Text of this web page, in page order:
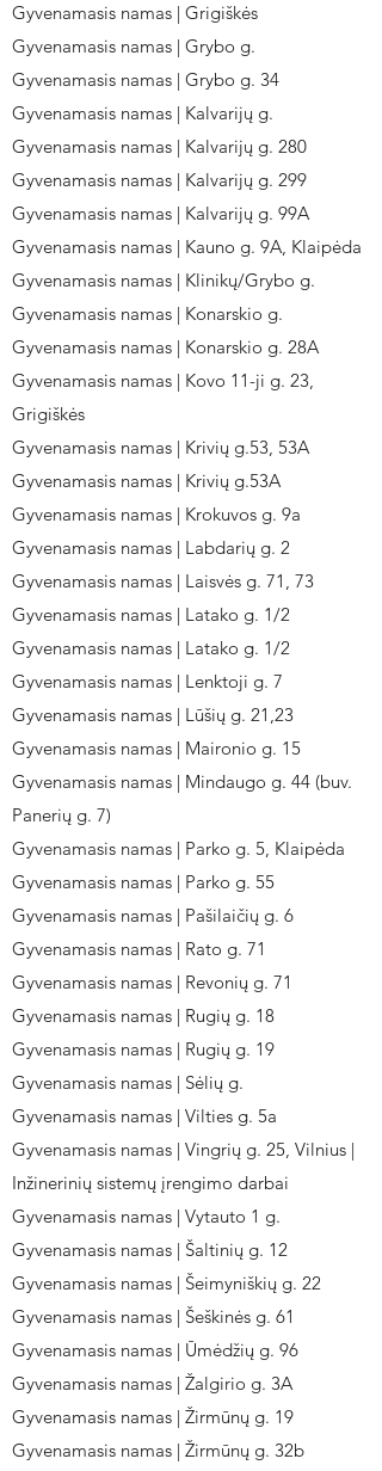
Gyvenamasis namas | Grigiškės
Gyvenamasis namas | Grybo g.
Gyvenamasis namas | Grybo g. 34
Gyvenamasis namas | Kalvarijų g.
Gyvenamasis namas | Kalvarijų g. 280
Gyvenamasis namas | Kalvarijų g. 299
Gyvenamasis namas | Kalvarijų g. 99A
Gyvenamasis namas | Kauno g. 9A, Klaipėda
Gyvenamasis namas | Klinikų/Grybo g.
Gyvenamasis namas | Konarskio g.
Gyvenamasis namas | Konarskio g. 28A
Gyvenamasis namas | Kovo 11-ji g. 23,
Grigiškės
Gyvenamasis namas | Krivių g.53, 53A
Gyvenamasis namas | Krivių g.53A
Gyvenamasis namas | Krokuvos g. 9a
Gyvenamasis namas | Labdarių g. 2
Gyvenamasis namas | Laisvės g. 71, 73
Gyvenamasis namas | Latako g. 1/2
Gyvenamasis namas | Latako g. 1/2
Gyvenamasis namas | Lenktoji g. 7
Gyvenamasis namas | Lūšių g. 21,23
Gyvenamasis namas | Maironio g. 15
Gyvenamasis namas | Mindaugo g. 44 (buv.
Panerių g. 7)
Gyvenamasis namas | Parko g. 5, Klaipėda
Gyvenamasis namas | Parko g. 55
Gyvenamasis namas | Pašilaičių g. 6
Gyvenamasis namas | Rato g. 71
Gyvenamasis namas | Revonių g. 71
Gyvenamasis namas | Rugių g. 18
Gyvenamasis namas | Rugių g. 19
Gyvenamasis namas | Sėlių g.
Gyvenamasis namas | Vilties g. 5a
Gyvenamasis namas | Vingrių g. 25, Vilnius |
Inžinerinių sistemų įrengimo darbai
Gyvenamasis namas | Vytauto 1 g.
Gyvenamasis namas | Šaltinių g. 12
Gyvenamasis namas | Šeimyniškių g. 22
Gyvenamasis namas | Šeškinės g. 61
Gyvenamasis namas | Ūmėdžių g. 96
Gyvenamasis namas | Žalgirio g. 3A
Gyvenamasis namas | Žirmūnų g. 19
Gyvenamasis namas | Žirmūnų g. 32b